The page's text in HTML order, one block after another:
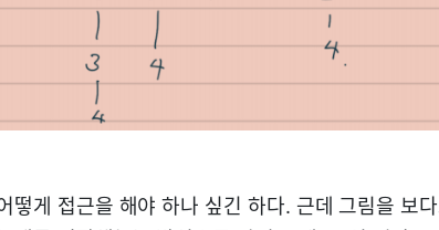
떻게 접근을 해야 하나 싶긴 하다. 근데 그림을 보